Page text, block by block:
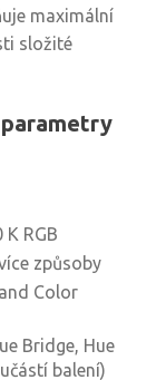
maximální
složité
RGB
způsoby
Color
Bridge, Hue
balení)